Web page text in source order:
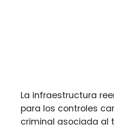
La infraestructura
para los controles
criminal asociada al